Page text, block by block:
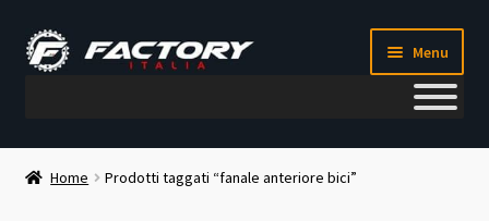
Vai
alla
Vai
al
Menu
Il mio account
Home Prodotti taggati “fanale anteriore bici”